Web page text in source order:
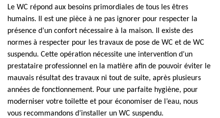
Le WC répond aux besoins primordiales de tous les êtres
humains. Il est une pièce à ne pas ignorer pour respecter la
présence d’un confort nécessaire à la maison. Il existe des
normes à respecter pour les travaux de pose de WC et de WC
suspendu. Cette opération nécessite une intervention d’un
prestataire professionnel en la matière afin de pouvoir éviter le
mauvais résultat des travaux ni tout de suite, après plusieurs
années de fonctionnement. Pour une parfaite hygiène, pour
moderniser votre toilette et pour économiser de l’eau, nous
vous recommandons d’installer un WC suspendu.